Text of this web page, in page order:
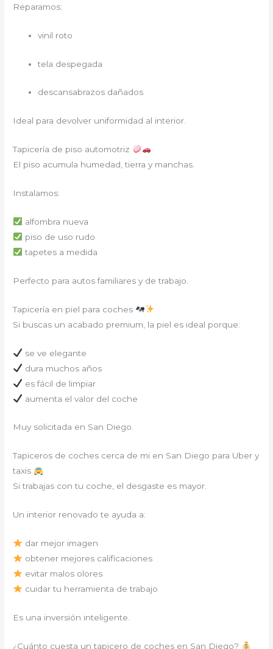
Reparamos:
vinil roto
tela despegada
descansabrazos dañados
Ideal para devolver uniformidad al interior.
Tapicería de piso automotriz
El piso acumula humedad, tierra y manchas.
Instalamos:
alfombra nueva
piso de uso rudo
tapetes a medida
Perfecto para autos familiares y de trabajo.
Tapicería en piel para coches
Si buscas un acabado premium, la piel es ideal porque:
se ve elegante
dura muchos años
es fácil de limpiar
aumenta el valor del coche
Muy solicitada en San Diego.
Tapiceros de coches cerca de mi en San Diego para Uber y
taxis
Si trabajas con tu coche, el desgaste es mayor.
Un interior renovado te ayuda a:
dar mejor imagen
obtener mejores calificaciones
evitar malos olores
cuidar tu herramienta de trabajo
Es una inversión inteligente.
¿Cuánto cuesta un tapicero de coches en San Diego?